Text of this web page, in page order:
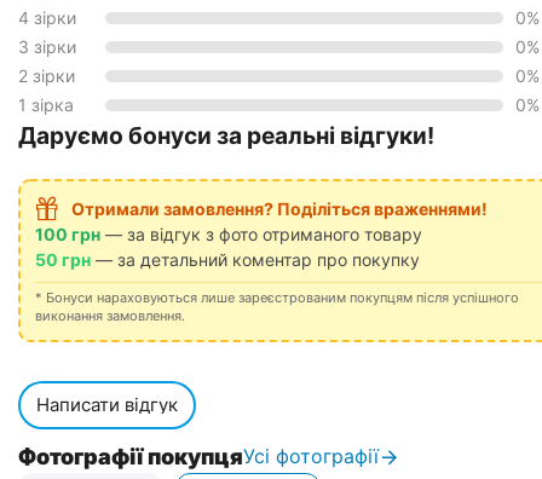
4 зірки
0%
3 зірки
0%
2 зірки
0%
1 зірка
0%
Даруємо бонуси за реальні відгуки!
Отримали замовлення? Поділіться враженнями!
100 грн — за відгук з фото отриманого товару
50 грн — за детальний коментар про покупку
* Бонуси нараховуються лише зареєстрованим покупцям після успішного
виконання замовлення.
Написати відгук
Фотографії покупцяУсі фотографії